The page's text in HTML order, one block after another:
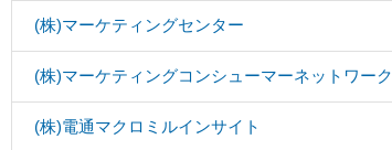
(株)マーケティングセンター
(株)マーケティングコンシューマーネットワーク
(株)電通マクロミルインサイト